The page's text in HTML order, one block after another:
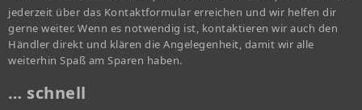
jederzeit über das Kontaktformular erreichen und wir helfen dir
gerne weiter. Wenn es notwendig ist, kontaktieren wir auch den
Händler direkt und klären die Angelegenheit, damit wir alle
weiterhin Spaß am Sparen haben.
… schnell